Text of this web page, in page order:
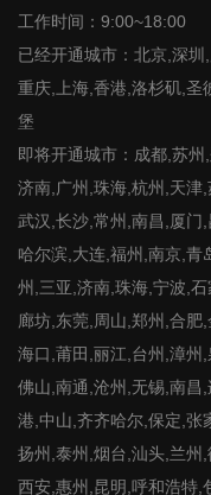
工作时间：9:00~18:00
已经开通城市：北京,深圳
重庆,上海,香港,洛杉矶,圣
堡
即将开通城市：成都,苏州
济南,广州,珠海,杭州,天津,
武汉,长沙,常州,南昌,厦门,
哈尔滨,大连,福州,南京,青
州,三亚,济南,珠海,宁波,石
廊坊,东莞,周山,郑州,合肥,
海口,莆田,丽江,台州,漳州,
佛山,南通,沧州,无锡,南昌,
港,中山,齐齐哈尔,保定,张
扬州,泰州,烟台,汕头,兰州,
西安,惠州,昆明,呼和浩特,